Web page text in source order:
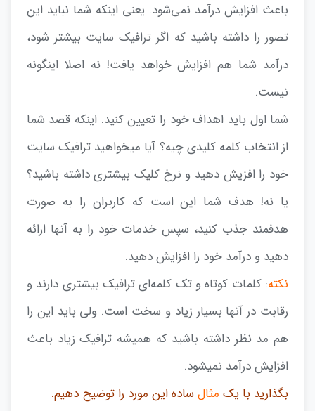
باعث افزایش درآمد نمی‌شود. یعنی اینکه شما نباید این
تصور را داشته باشید که اگر ترافیک سایت بیشتر شود،
درآمد شما هم افزایش خواهد یافت! نه اصلا اینگونه
نیست.
شما اول باید اهداف خود را تعیین کنید. اینکه قصد شما
از انتخاب کلمه کلیدی چیه؟ آیا میخواهید ترافیک سایت
خود را افزیش دهید و نرخ کلیک بیشتری داشته باشید؟
یا نه! هدف شما این است که کاربران را به صورت
هدفمند جذب کنید، سپس خدمات خود را به آنها ارائه
دهید و درآمد خود را افزایش دهید.
نکته: کلمات کوتاه و تک کلمه‌ای ترافیک بیشتری دارند و
رقابت در آنها بسیار زیاد و سخت است. ولی باید این را
هم مد نظر داشته باشید که همیشه ترافیک زیاد باعث
افزایش درآمد نمیشود.
بگذارید با یک مثالساده این مورد را توضیح دهیم.